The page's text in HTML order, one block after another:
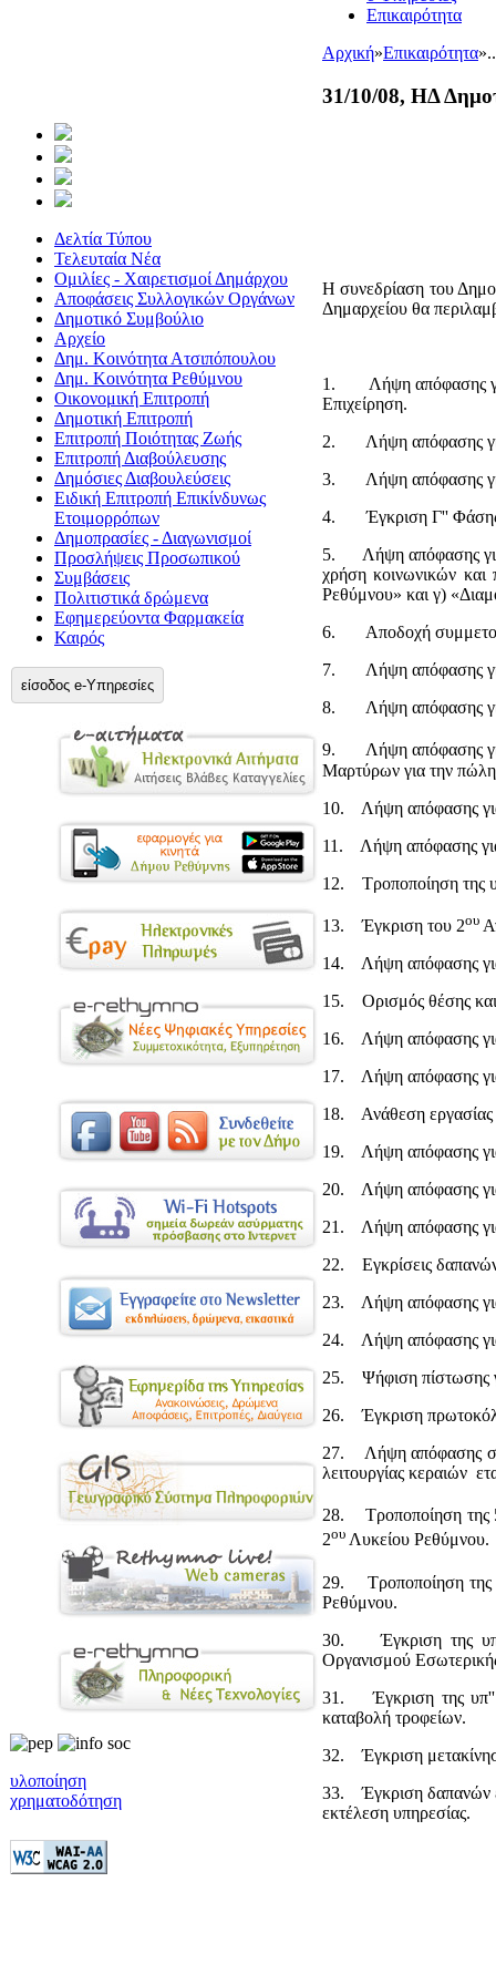
Δελτία Τύπου
Τελευταία Νέα
Ομιλίες - Χαιρετισμοί Δημάρχου
Αποφάσεις Συλλογικών Οργάνων
Δημοτικό Συμβούλιο
Αρχείο
Δημ. Κοινότητα Ατσιπόπουλου
Δημ. Κοινότητα Ρεθύμνου
Οικονομική Επιτροπή
Δημοτική Επιτροπή
Επιτροπή Ποιότητας Ζωής
Επιτροπή Διαβούλευσης
Δημόσιες Διαβουλεύσεις
Ειδική Επιτροπή Επικίνδυνως
Ετοιμορρόπων
Δημοπρασίες - Διαγωνισμοί
Προσλήψεις Προσωπικού
Συμβάσεις
Πολιτιστικά δρώμενα
Εφημερεύοντα Φαρμακεία
Καιρός
είσοδος e-Υπηρεσίες
υλοποίηση
χρηματοδότηση
Επικαιρότητα
Αρχική»Επικαιρότητα»
31/10/08, ΗΔ
Η συνεδρίαση του
Δημαρχείου θα
1. Λήψη απόφασης για
Επιχείρηση.
2. Λήψη απόφασης για
3. Λήψη απόφασης για
4. Έγκριση Γ'' Φάσης
5. Λήψη απόφασης για
χρήση κοινωνικών και
Ρεθύμνου» και γ)
6. Αποδοχή
7. Λήψη απόφασης για
8. Λήψη απόφασης για
9. Λήψη απόφασης για
Μαρτύρων για την
10. Λήψη απόφασης για
11. Λήψη απόφασης για
12. Τροποποίηση της
13. Έγκριση του 2ου
14. Λήψη απόφασης για
15. Ορισμός θέσης και
16. Λήψη απόφασης για
17. Λήψη απόφασης
18. Ανάθεση εργασίας
19. Λήψη απόφασης
20. Λήψη απόφασης για
21. Λήψη απόφασης για
22. Εγκρίσεις
23. Λήψη απόφασης για
24. Λήψη απόφασης
25. Ψήφιση πίστωσης
26. Έγκριση
27. Λήψη απόφασης σε
λειτουργίας κεραιών
28. Τροποποίηση της
2ου Λυκείου Ρεθύμνου.
29. Τροποποίηση της
Ρεθύμνου.
30. Έγκριση της υπ''
Οργανισμού
31. Έγκριση της υπ''
καταβολή τροφείων.
32. Έγκριση
33. Έγκριση δαπανών
εκτέλεση υπηρεσίας.